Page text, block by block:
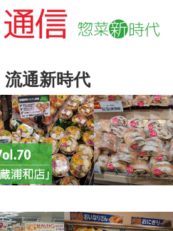
流通新時代